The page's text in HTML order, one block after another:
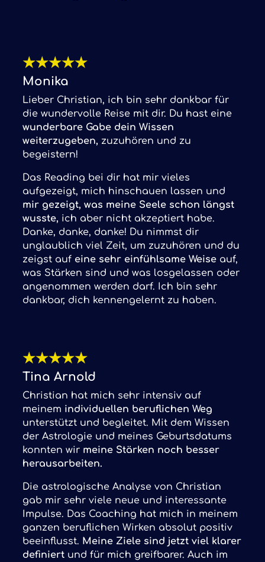
★★★★★
Monika
Lieber Christian, ich bin sehr dankbar für
die wundervolle Reise mit dir. Du hast eine
wunderbare Gabe dein Wissen
weiterzugeben, zuzuhören und zu
begeistern!
Das Reading bei dir hat mir vieles
aufgezeigt, mich hinschauen lassen und
mir gezeigt, was meine Seele schon längst
wusste, ich aber nicht akzeptiert habe.
Danke, danke, danke! Du nimmst dir
unglaublich viel Zeit, um zuzuhören und du
zeigst auf eine sehr einfühlsame Weise auf,
was Stärken sind und was losgelassen oder
angenommen werden darf. Ich bin sehr
dankbar, dich kennengelernt zu haben.
★★★★★
Tina Arnold
Christian hat mich sehr intensiv auf
meinem individuellen beruflichen Weg
unterstützt und begleitet. Mit dem Wissen
der Astrologie und meines Geburtsdatums
konnten wir meine Stärken noch besser
herausarbeiten.
Die astrologische Analyse von Christian
gab mir sehr viele neue und interessante
Impulse. Das Coaching hat mich in meinem
ganzen beruflichen Wirken absolut positiv
beeinflusst. Meine Ziele sind jetzt viel klarer
definiert und für mich greifbarer. Auch im